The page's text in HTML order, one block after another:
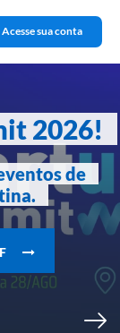
Acesse sua conta
de